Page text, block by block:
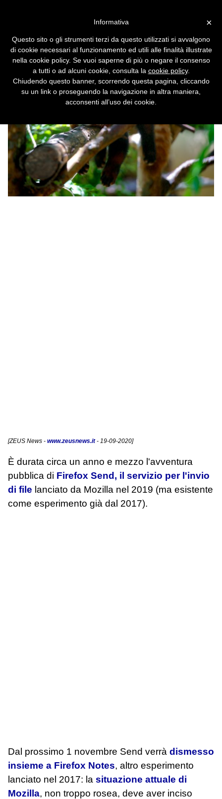
Send e Notes
[ZEUS News - www.zeusnews.it- 19-09-2020]
È durata circa un anno e mezzo l'avventura
pubblica di Firefox Send, il servizio per l'invio
di file lanciato da Mozilla nel 2019 (ma esistente
come esperimento già dal 2017).
Dal prossimo 1 novembre Send verrà dismesso
insieme a Firefox Notes, altro esperimento
lanciato nel 2017: la situazione attuale di
Mozilla, non troppo rosea, deve aver inciso
×
Informativa
Questo sito o gli strumenti terzi da questo utilizzati si avvalgono
di cookie necessari al funzionamento ed utili alle finalità illustrate
nella cookie policy. Se vuoi saperne di più o negare il consenso
a tutti o ad alcuni cookie, consulta la cookie policy.
Chiudendo questo banner, scorrendo questa pagina, cliccando
su un link o proseguendo la navigazione in altra maniera,
acconsenti all’uso dei cookie.